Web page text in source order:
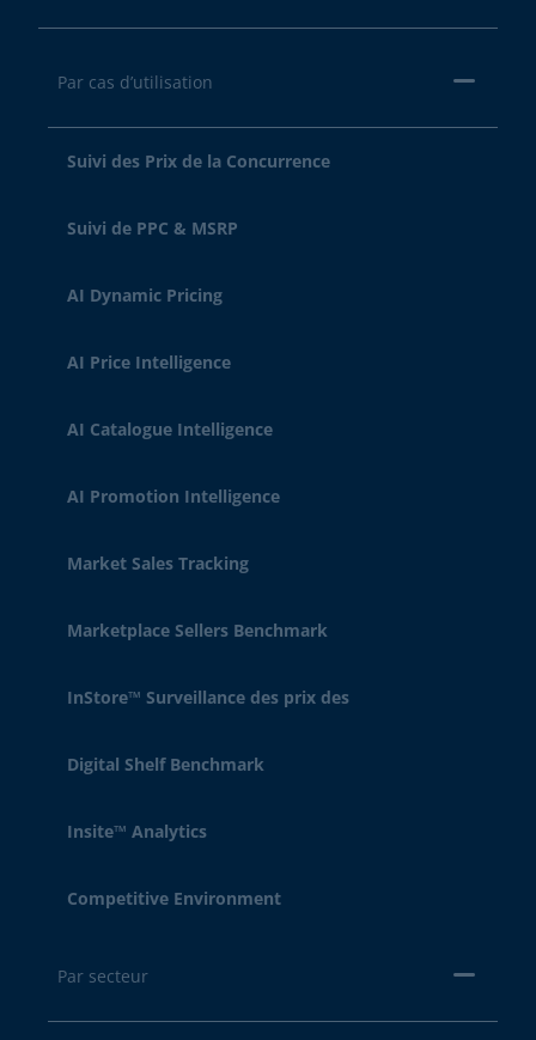
Par cas d’utilisation
Suivi des Prix de la Concurrence
Suivi de PPC & MSRP
AI Dynamic Pricing
AI Price Intelligence
AI Catalogue Intelligence
AI Promotion Intelligence
Market Sales Tracking
Marketplace Sellers Benchmark
InStore™ Surveillance des prix des
Digital Shelf Benchmark
Insite™ Analytics
Competitive Environment
Par secteur